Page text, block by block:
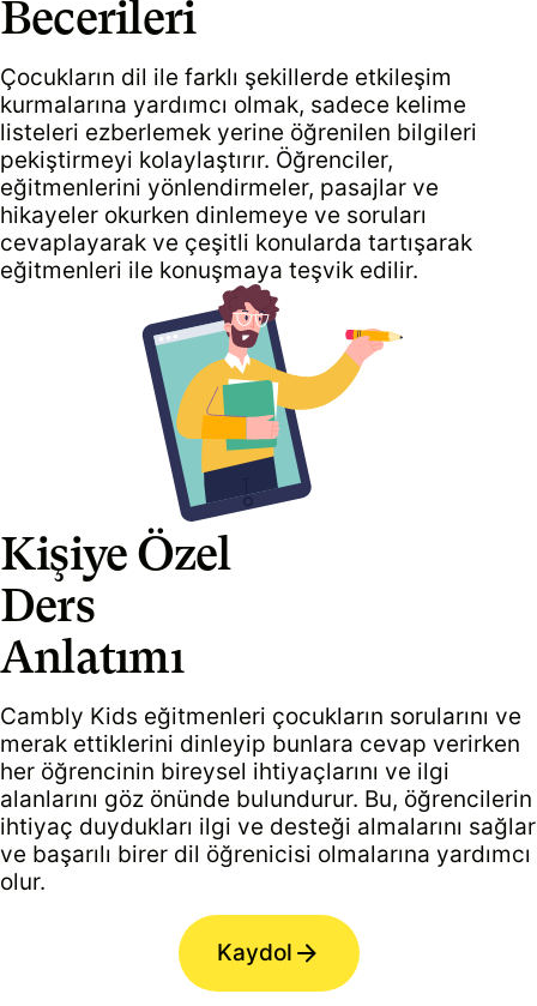
Becerileri
Çocukların dil ile farklı şekillerde etkileşim
kurmalarına yardımcı olmak, sadece kelime
listeleri ezberlemek yerine öğrenilen bilgileri
pekiştirmeyi kolaylaştırır. Öğrenciler,
eğitmenlerini yönlendirmeler, pasajlar ve
hikayeler okurken dinlemeye ve soruları
cevaplayarak ve çeşitli konularda tartışarak
eğitmenleri ile konuşmaya teşvik edilir.
Kişiye Özel
Ders
Anlatımı
Cambly Kids eğitmenleri çocukların sorularını ve
merak ettiklerini dinleyip bunlara cevap verirken
her öğrencinin bireysel ihtiyaçlarını ve ilgi
alanlarını göz önünde bulundurur. Bu, öğrencilerin
ihtiyaç duydukları ilgi ve desteği almalarını sağlar
ve başarılı birer dil öğrenicisi olmalarına yardımcı
olur.
Kaydol